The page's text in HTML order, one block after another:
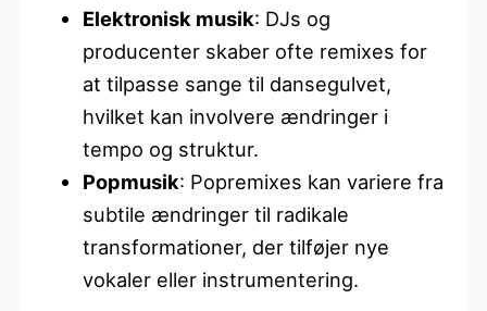
Elektronisk musik: DJs og
producenter skaber ofte remixes for
at tilpasse sange til dansegulvet,
hvilket kan involvere ændringer i
tempo og struktur.
Popmusik: Popremixes kan variere fra
subtile ændringer til radikale
transformationer, der tilføjer nye
vokaler eller instrumentering.